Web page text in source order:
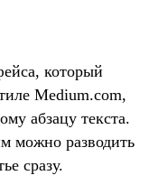
который
Medium.com,
абзацу текста.
можно разводить
сразу.